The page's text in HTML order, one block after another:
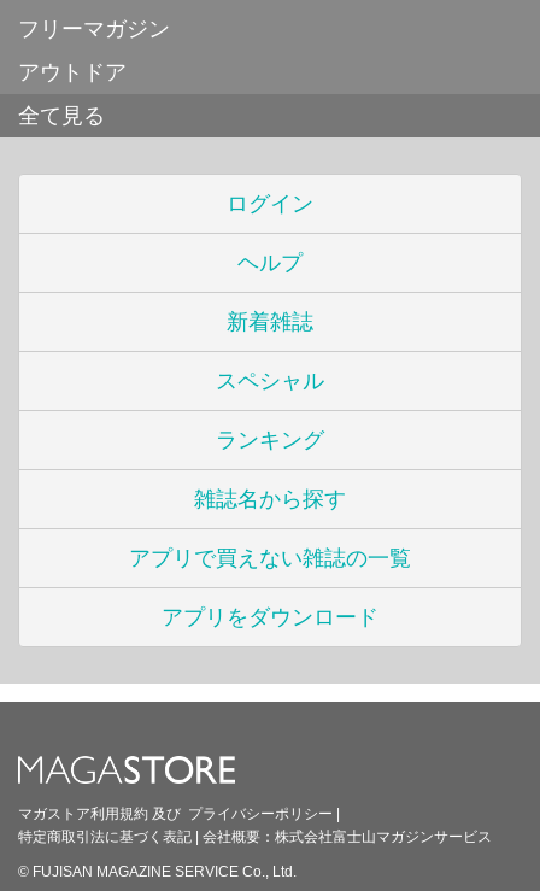
フリーマガジン
アウトドア
全て見る
ログイン
ヘルプ
新着雑誌
スペシャル
ランキング
雑誌名から探す
アプリで買えない雑誌の一覧
アプリをダウンロード
マガストア利用規約 及び プライバシーポリシー |
特定商取引法に基づく表記 | 会社概要： 株式会社富士山マガジンサービス
© FUJISAN MAGAZINE SERVICE Co., Ltd.